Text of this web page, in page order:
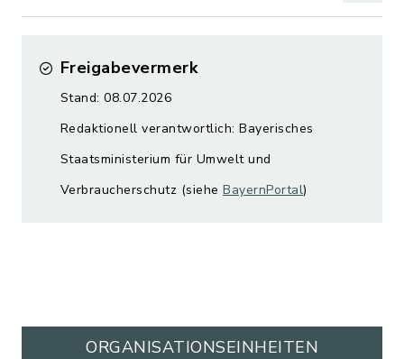
Freigabevermerk
Stand: 08.07.2026
Redaktionell verantwortlich: Bayerisches
Staatsministerium für Umwelt und
Verbraucherschutz (siehe BayernPortal)
ORGANISATIONS­EINHEITEN